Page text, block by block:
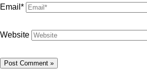
Email*
Website